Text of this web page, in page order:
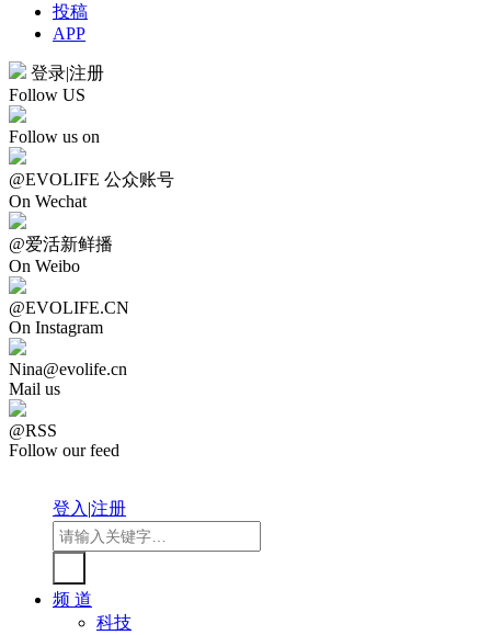
投稿
APP
登录|注册
Follow US
Follow us on
@EVOLIFE 公众账号
On Wechat
@爱活新鲜播
On Weibo
@EVOLIFE.CN
On Instagram
Nina@evolife.cn
Mail us
@RSS
Follow our feed
登入|注册
频 道
科技